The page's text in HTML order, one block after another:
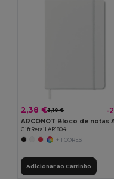
2,38 €3,10 € -
ARCONOT Bloco de notas
GiftRetail AR1804
+11 CORES
Adicionar ao Carrinho